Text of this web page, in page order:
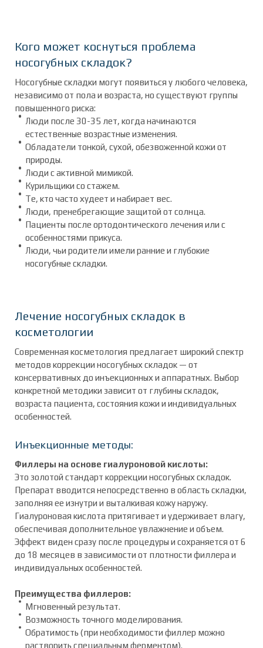
Кого может коснуться проблема
носогубных складок?
Носогубные складки могут появиться у любого человека,
независимо от пола и возраста, но существуют группы
повышенного риска:
Люди после 30-35 лет, когда начинаются
естественные возрастные изменения.
Обладатели тонкой, сухой, обезвоженной кожи от
природы.
Люди с активной мимикой.
Курильщики со стажем.
Те, кто часто худеет и набирает вес.
Люди, пренебрегающие защитой от солнца.
Пациенты после ортодонтического лечения или с
особенностями прикуса.
Люди, чьи родители имели ранние и глубокие
носогубные складки.
Лечение носогубных складок в
косметологии
Современная косметология предлагает широкий спектр
методов коррекции носогубных складок — от
консервативных до инъекционных и аппаратных. Выбор
конкретной методики зависит от глубины складок,
возраста пациента, состояния кожи и индивидуальных
особенностей.
Инъекционные методы:
Филлеры на основе гиалуроновой кислоты:
Это золотой стандарт коррекции носогубных складок.
Препарат вводится непосредственно в область складки,
заполняя ее изнутри и выталкивая кожу наружу.
Гиалуроновая кислота притягивает и удерживает влагу,
обеспечивая дополнительное увлажнение и объем.
Эффект виден сразу после процедуры и сохраняется от 6
до 18 месяцев в зависимости от плотности филлера и
индивидуальных особенностей.
Преимущества филлеров:
Мгновенный результат.
Возможность точного моделирования.
Обратимость (при необходимости филлер можно
растворить специальным ферментом).